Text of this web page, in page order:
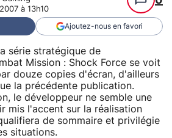
à 13h10
Ajoutez-nous en favori
série stratégique de
Mission : Shock Force se voit
douze copies d'écran, d'ailleurs
la précédente publication.
le développeur ne semble une
mis l'accent sur la réalisation
de sommaire et privilégie
situations.